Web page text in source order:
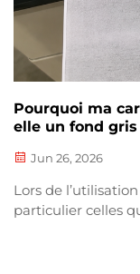
Pourquoi ma
elle un fond gris
Jun 26, 2026
Lors de
particulier celles